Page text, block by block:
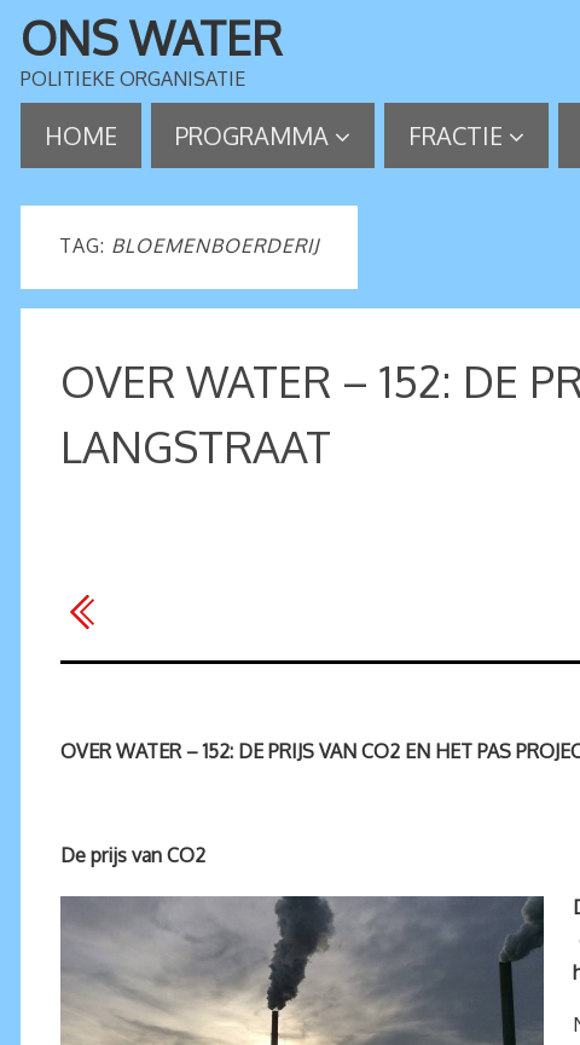
ONS WATER
POLITIEKE ORGANISATIE
HOME PROGRAMMA FRACTIE
TAG: BLOEMENBOERDERIJ
OVER WATER – 152: DE
LANGSTRAAT
OVER WATER – 152: DE PRIJS VAN CO2 EN HET PAS
De prijs van CO2